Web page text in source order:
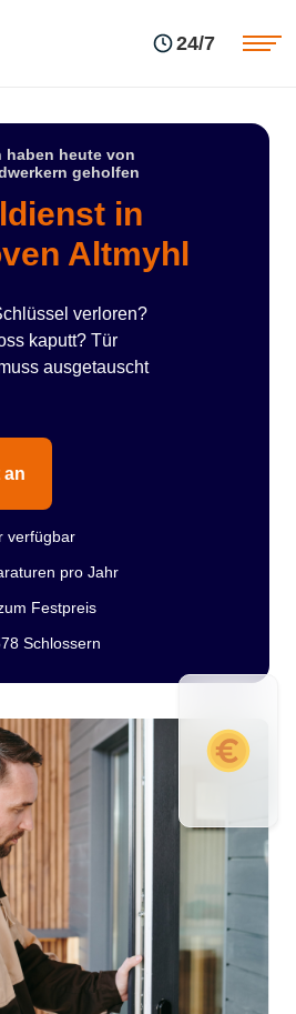
24/7
haben heute von
geholfen
in
Altmyhl
verloren?
kaputt? Tür
ausgetauscht
an
verfügbar
pro Jahr
Festpreis
Schlossern